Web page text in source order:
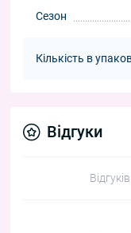
Сезон
Кількість в
Відгуки